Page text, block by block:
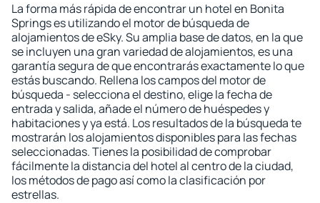
La forma más rápida de encontrar un hotel en Bonita
Springs es utilizando el motor de búsqueda de
alojamientos de eSky. Su amplia base de datos, en la que
se incluyen una gran variedad de alojamientos, es una
garantía segura de que encontrarás exactamente lo que
estás buscando. Rellena los campos del motor de
búsqueda - selecciona el destino, elige la fecha de
entrada y salida, añade el número de huéspedes y
habitaciones y ya está. Los resultados de la búsqueda te
mostrarán los alojamientos disponibles para las fechas
seleccionadas. Tienes la posibilidad de comprobar
fácilmente la distancia del hotel al centro de la ciudad,
los métodos de pago así como la clasificación por
estrellas.